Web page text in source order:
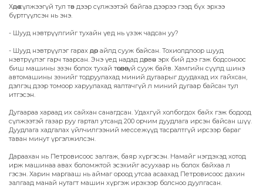
Хөдөө сүлжээгүй тул төв дээр сүлжээтэй байгаа дээрээ гээд бүх эрхээ
бүртгүүлсэн нь энэ.
- Шууд нэвтрүүлгийг тухайн үед нь үзэж чадсан уу?
- Шууд нэвтрүүлэг гарах өдөр айлд сууж байсан. Тохиолдлоор шууд
нэвтрүүлэг гарч таарсан. Энэ үед надад дөрвөн эрх бий дээ гэж бодсоноос
биш машины эзэн болох тухай төсөөлөөгүй сууж байв. Хамгийн сүүлд шинэ
автомашины эзнийг тодруулахад миний дугаарыг дуудахад их гайхсан,
дэлгэц дээр томоор харуулахад яалтачгүй л миний дугаар байсан тул
итгэсэн.
Дугаараа хараад их сайхан санагдсан. Удахгүй холбогдох байх гэж бодоод
сүлжээтэй газар руу гартал утсанд 200 орчим дуудлага ирсэн байсан шүү.
Дуудлага хадгалах үйлчилгээний мессежүүд тасралтгүй ирсээр бараг
таван минут үргэлжилсэн.
Дараахан нь Петровисоос залгаж, баяр хүргэсэн. Намайг нэгдэхэд хотод
ирж машинаа авах боломжтой эсэхийг асуухаар нь болох байхаа л
гэсэн. Харин маргааш нь аймаг ороод утсаа асаахад Петровисоос дахин
залгаад манай нутагт машин хүргэж ирэхээр болсноо дуулгасан.